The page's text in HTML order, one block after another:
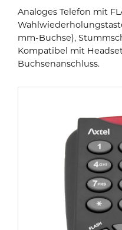
Analoges Telefon mit
mm-Buchse),
Kompatibel mit
Buchsenanschluss.